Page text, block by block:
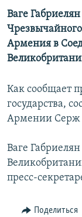
поиску
НАГОРНЫЙ
КУЛЬТУРА
СПОРТ
Հայերեն
Русский
Все сайты
Ваге
Армения в
Как сообщает
государства,
Армении Серж
Ваге
пресс-
Поделиться